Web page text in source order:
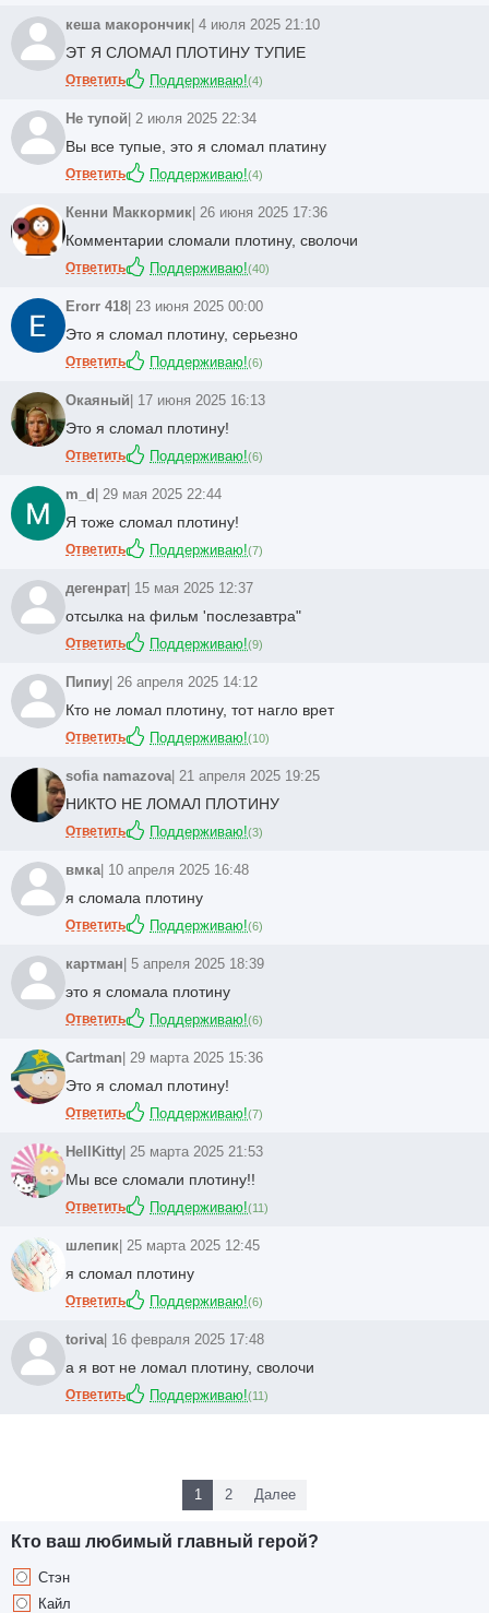
кеша макорончик | 4 июля 2025 21:10
ЭТ Я СЛОМАЛ ПЛОТИНУ ТУПИЕ
Ответить Поддерживаю!(4)
Не тупой | 2 июля 2025 22:34
Вы все тупые, это я сломал платину
Ответить Поддерживаю!(4)
Кенни Маккормик | 26 июня 2025 17:36
Комментарии сломали плотину, сволочи
Ответить Поддерживаю!(40)
Erorr 418 | 23 июня 2025 00:00
Это я сломал плотину, серьезно
Ответить Поддерживаю!(6)
Окаяный | 17 июня 2025 16:13
Это я сломал плотину!
Ответить Поддерживаю!(6)
m_d | 29 мая 2025 22:44
Я тоже сломал плотину!
Ответить Поддерживаю!(7)
дегенрат | 15 мая 2025 12:37
отсылка на фильм 'послезавтра"
Ответить Поддерживаю!(9)
Пипиу | 26 апреля 2025 14:12
Кто не ломал плотину, тот нагло врет
Ответить Поддерживаю!(10)
sofia namazova | 21 апреля 2025 19:25
НИКТО НЕ ЛОМАЛ ПЛОТИНУ
Ответить Поддерживаю!(3)
вмка | 10 апреля 2025 16:48
я сломала плотину
Ответить Поддерживаю!(6)
картман | 5 апреля 2025 18:39
это я сломала плотину
Ответить Поддерживаю!(6)
Cartman | 29 марта 2025 15:36
Это я сломал плотину!
Ответить Поддерживаю!(7)
HellKitty | 25 марта 2025 21:53
Мы все сломали плотину!!
Ответить Поддерживаю!(11)
шлепик | 25 марта 2025 12:45
я сломал плотину
Ответить Поддерживаю!(6)
toriva | 16 февраля 2025 17:48
а я вот не ломал плотину, сволочи
Ответить Поддерживаю!(11)
1 2 Далее
Кто ваш любимый главный герой?
Стэн
Кайл